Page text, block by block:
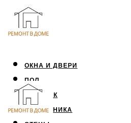
ОКНА И ДВЕРИ
ПОЛ
ПОТОЛОК
САНТЕХНИКА